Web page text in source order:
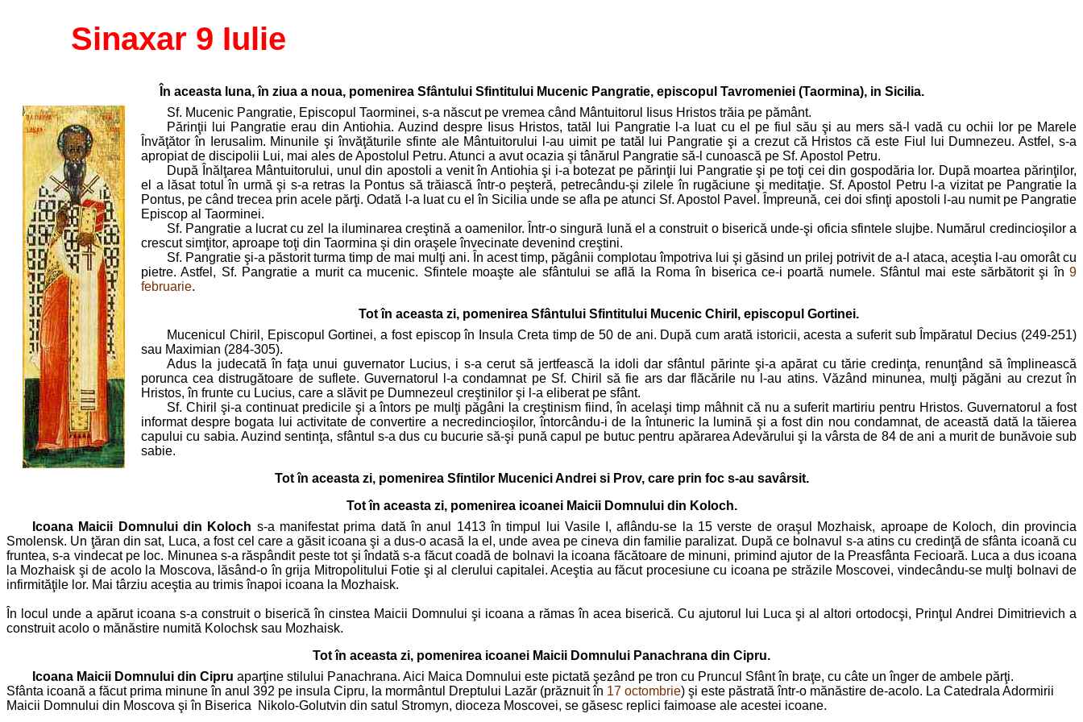
Sinaxar 9 Iulie
În aceasta luna, în ziua a noua, pomenirea Sfântului Sfintitului Mucenic Pangratie, episcopul Tavromeniei (Taormina), in Sicilia.
Sf. Mucenic Pangratie, Episcopul Taorminei, s-a născut pe vremea când Mântuitorul Iisus Hristos trăia pe pământ.
Părinţii lui Pangratie erau din Antiohia. Auzind despre Iisus Hristos, tatăl lui Pangratie l-a luat cu el pe fiul său şi au mers să-l vadă cu ochii lor pe Marele
Învăţător în Ierusalim. Minunile şi învăţăturile sfinte ale Mântuitorului l-au uimit pe tatăl lui Pangratie şi a crezut că Hristos că este Fiul lui Dumnezeu. Astfel, s-a
apropiat de discipolii Lui, mai ales de Apostolul Petru. Atunci a avut ocazia şi tânărul Pangratie să-l cunoască pe Sf. Apostol Petru.
După Înălţarea Mântuitorului, unul din apostoli a venit în Antiohia şi i-a botezat pe părinţii lui Pangratie şi pe toţi cei din gospodăria lor. După moartea părinţilor,
el a lăsat totul în urmă şi s-a retras la Pontus să trăiască într-o peşteră, petrecându-şi zilele în rugăciune şi meditaţie. Sf. Apostol Petru l-a vizitat pe Pangratie la
Pontus, pe când trecea prin acele părţi. Odată l-a luat cu el în Sicilia unde se afla pe atunci Sf. Apostol Pavel. Împreună, cei doi sfinţi apostoli l-au numit pe Pangratie
Episcop al Taorminei.
Sf. Pangratie a lucrat cu zel la iluminarea creştină a oamenilor. Într-o singură lună el a construit o biserică unde-şi oficia sfintele slujbe. Numărul credincioşilor a
crescut simţitor, aproape toţi din Taormina şi din oraşele învecinate devenind creştini.
Sf. Pangratie şi-a păstorit turma timp de mai mulţi ani. În acest timp, păgânii complotau împotriva lui şi găsind un prilej potrivit de a-l ataca, aceştia l-au omorât cu
pietre. Astfel, Sf. Pangratie a murit ca mucenic. Sfintele moaşte ale sfântului se află la Roma în biserica ce-i poartă numele. Sfântul mai este sărbătorit şi în 9
februarie.
Tot în aceasta zi, pomenirea Sfântului Sfintitului Mucenic Chiril, episcopul Gortinei.
Mucenicul Chiril, Episcopul Gortinei, a fost episcop în Insula Creta timp de 50 de ani. După cum arată istoricii, acesta a suferit sub Împăratul Decius (249-251)
sau Maximian (284-305).
Adus la judecată în faţa unui guvernator Lucius, i s-a cerut să jertfească la idoli dar sfântul părinte şi-a apărat cu tărie credinţa, renunţând să împlinească
porunca cea distrugătoare de suflete. Guvernatorul l-a condamnat pe Sf. Chiril să fie ars dar flăcările nu l-au atins. Văzând minunea, mulţi păgăni au crezut în
Hristos, în frunte cu Lucius, care a slăvit pe Dumnezeul creştinilor şi l-a eliberat pe sfânt.
Sf. Chiril şi-a continuat predicile şi a întors pe mulţi păgâni la creştinism fiind, în acelaşi timp mâhnit că nu a suferit martiriu pentru Hristos. Guvernatorul a fost
informat despre bogata lui activitate de convertire a necredincioşilor, întorcându-i de la întuneric la lumină şi a fost din nou condamnat, de această dată la tăierea
capului cu sabia. Auzind sentinţa, sfântul s-a dus cu bucurie să-şi pună capul pe butuc pentru apărarea Adevărului şi la vârsta de 84 de ani a murit de bunăvoie sub
sabie.
Tot în aceasta zi, pomenirea Sfintilor Mucenici Andrei si Prov, care prin foc s-au savârsit.
Tot în aceasta zi, pomenirea icoanei Maicii Domnului din Koloch.
Icoana Maicii Domnului din Koloch s-a manifestat prima dată în anul 1413 în timpul lui Vasile I, aflându-se la 15 verste de oraşul Mozhaisk, aproape de Koloch, din provincia
Smolensk. Un ţăran din sat, Luca, a fost cel care a găsit icoana şi a dus-o acasă la el, unde avea pe cineva din familie paralizat. După ce bolnavul s-a atins cu credinţă de sfânta icoană cu
fruntea, s-a vindecat pe loc. Minunea s-a răspândit peste tot şi îndată s-a făcut coadă de bolnavi la icoana făcătoare de minuni, primind ajutor de la Preasfânta Fecioară. Luca a dus icoana
la Mozhaisk şi de acolo la Moscova, lăsând-o în grija Mitropolitului Fotie şi al clerului capitalei. Aceştia au făcut procesiune cu icoana pe străzile Moscovei, vindecându-se mulţi bolnavi de
infirmităţile lor. Mai târziu aceştia au trimis înapoi icoana la Mozhaisk.
În locul unde a apărut icoana s-a construit o biserică în cinstea Maicii Domnului şi icoana a rămas în acea biserică. Cu ajutorul lui Luca şi al altori ortodocşi, Prinţul Andrei Dimitrievich a
construit acolo o mănăstire numită Kolochsk sau Mozhaisk.
Tot în aceasta zi, pomenirea icoanei Maicii Domnului Panachrana din Cipru.
Icoana Maicii Domnului din Cipru aparţine stilului Panachrana. Aici Maica Domnului este pictată şezând pe tron cu Pruncul Sfânt în braţe, cu câte un înger de ambele părţi.
Sfânta icoană a făcut prima minune în anul 392 pe insula Cipru, la mormântul Dreptului Lazăr (prăznuit în 17 octombrie) şi este păstrată într-o mănăstire de-acolo. La Catedrala Adormirii
Maicii Domnului din Moscova şi în Biserica Nikolo-Golutvin din satul Stromyn, dioceza Moscovei, se găsesc replici faimoase ale acestei icoane.